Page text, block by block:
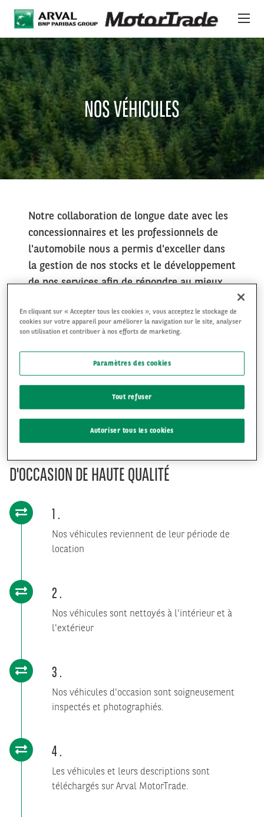
Aller au contenu principal
NOS VÉHICULES
Notre collaboration de longue date avec les
concessionnaires et les professionnels de
l'automobile nous a permis d'exceller dans
la gestion de nos stocks et le développement
de nos services afin de répondre au mieux
un moyen simple et sûr de constituer un
stock de qualité sans intermédiaire ?
notre large gamme de voitures et de
NOTRE RECETTE POUR OFFRIR DES VÉHICULES
D'OCCASION DE HAUTE QUALITÉ
1
Nos véhicules reviennent de leur période de
location
2
Nos véhicules sont nettoyés à l'intérieur et à
l'extérieur
3
Nos véhicules d'occasion sont soigneusement
inspectés et photographiés.
4
Les véhicules et leurs descriptions sont
téléchargés sur Arval MotorTrade.
PLATEFORME 24/7
VÉHICULES
A PROPOS D'ARVAL
STOCK INTERNATIONAL
ACTUALITÉS
En cliquant sur « Accepter tous les cookies », vous acceptez le stockage de
cookies sur votre appareil pour améliorer la navigation sur le site, analyser
son utilisation et contribuer à nos efforts de marketing.
Paramètres des cookies
Tout refuser
Autoriser tous les cookies